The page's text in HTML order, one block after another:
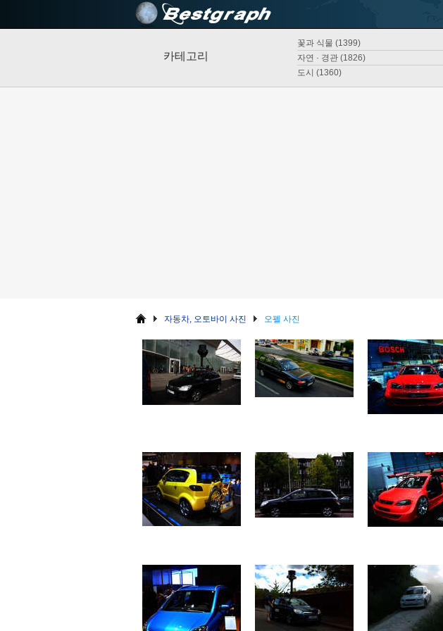
카테고리
꽃과 식물 (1399)
자연 · 경관 (1826)
도시 (1360)
자동차, 오토바이 사진 오펠 사진